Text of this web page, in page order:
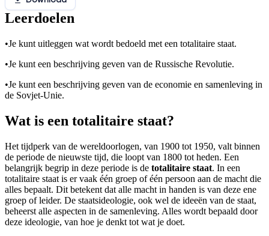
Leerdoelen
•Je kunt uitleggen wat wordt bedoeld met een totalitaire staat.
•Je kunt een beschrijving geven van de Russische Revolutie.
•Je kunt een beschrijving geven van de economie en samenleving in
de Sovjet-Unie.
Wat is een totalitaire staat?
Het tijdperk van de wereldoorlogen, van 1900 tot 1950, valt binnen
de periode de nieuwste tijd, die loopt van 1800 tot heden. Een
belangrijk begrip in deze periode is de totalitaire staat. In een
totalitaire staat is er vaak één groep of één persoon aan de macht die
alles bepaalt. Dit betekent dat alle macht in handen is van deze ene
groep of leider. De staatsideologie, ook wel de ideeën van de staat,
beheerst alle aspecten in de samenleving. Alles wordt bepaald door
deze ideologie, van hoe je denkt tot wat je doet.